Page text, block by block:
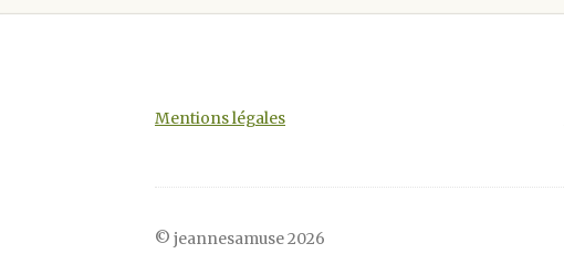
Mentions légales
© jeannesamuse 2026